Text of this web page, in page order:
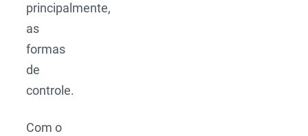
principalmente,
as
formas
de
controle.
Com o